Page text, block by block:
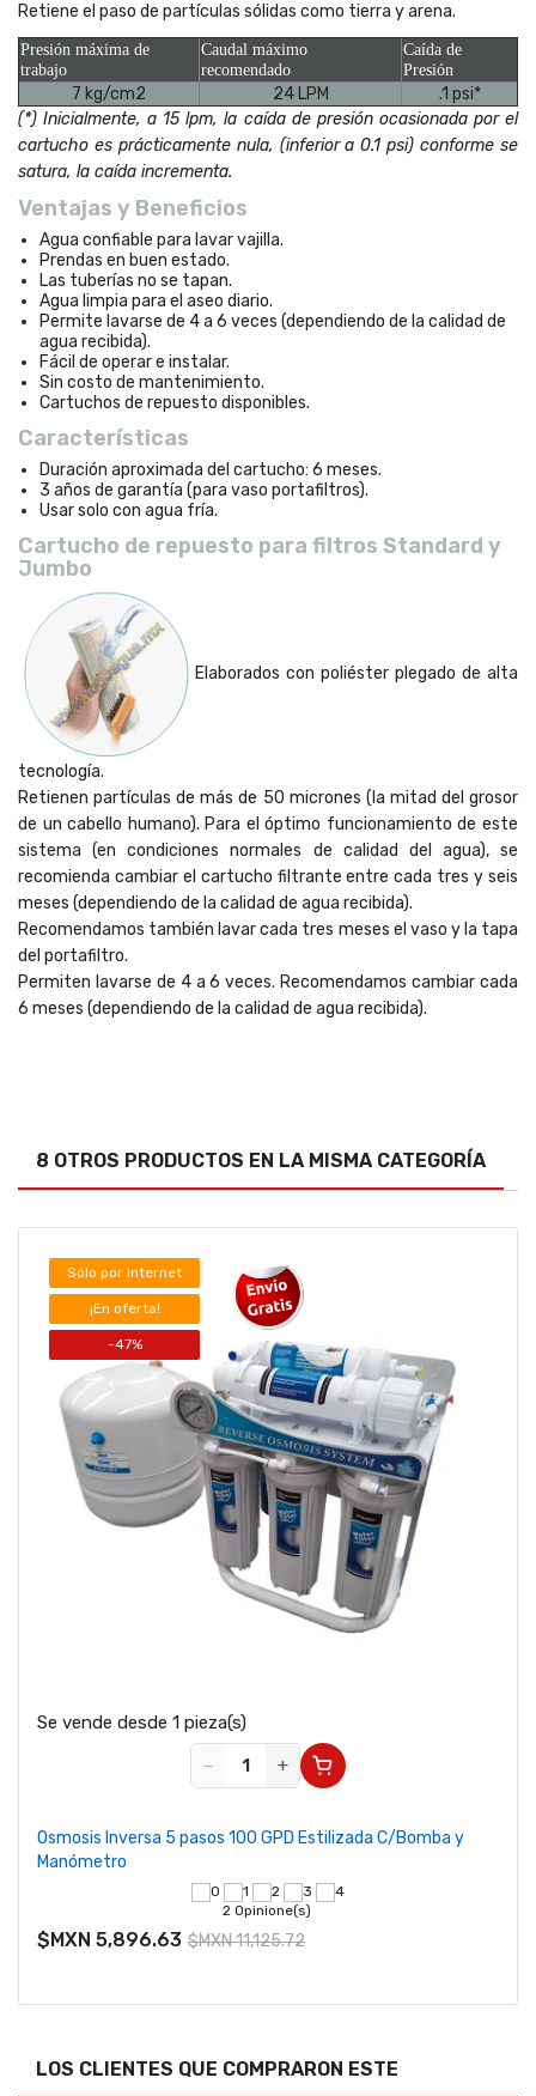
Retiene el paso de partículas sólidas como tierra y arena.
Presión máxima de
trabajo
Caudal máximo
recomendado
Caída de
Presión
7 kg/cm2 24 LPM
.1 psi*
(*) Inicialmente, a 15 lpm, la caída de presión ocasionada por el
cartucho es prácticamente nula, (inferior a 0.1 psi) conforme se
satura, la caída incrementa.
Ventajas y Beneficios
Agua confiable para lavar vajilla.
Prendas en buen estado.
Las tuberías no se tapan.
Agua limpia para el aseo diario.
Permite lavarse de 4 a 6 veces (dependiendo de la calidad de
agua recibida).
Fácil de operar e instalar.
Sin costo de mantenimiento.
Cartuchos de repuesto disponibles.
Características
Duración aproximada del cartucho: 6 meses.
3 años de garantía (para vaso portafiltros).
Usar solo con agua fría.
Cartucho de repuesto para filtros Standard y
Jumbo
Elaborados con poliéster plegado de alta
tecnología.
Retienen partículas de más de 50 micrones (la mitad del grosor
de un cabello humano). Para el óptimo funcionamiento de este
sistema (en condiciones normales de calidad del agua), se
recomienda cambiar el cartucho filtrante entre cada tres y seis
meses (dependiendo de la calidad de agua recibida).
Recomendamos también lavar cada tres meses el vaso y la tapa
del portafiltro.
Permiten lavarse de 4 a 6 veces. Recomendamos cambiar cada
6 meses (dependiendo de la calidad de agua recibida).
8 OTROS PRODUCTOS EN LA MISMA CATEGORÍA
Sólo por Internet
¡En oferta!
-47%
Se vende desde 1 pieza(s)
−
+
Osmosis Inversa 5 pasos 100 GPD Estilizada C/Bomba y
Manómetro
2 Opinione(s)
$MXN 5,896.63 $MXN 11,125.72
LOS CLIENTES QUE COMPRARON ESTE